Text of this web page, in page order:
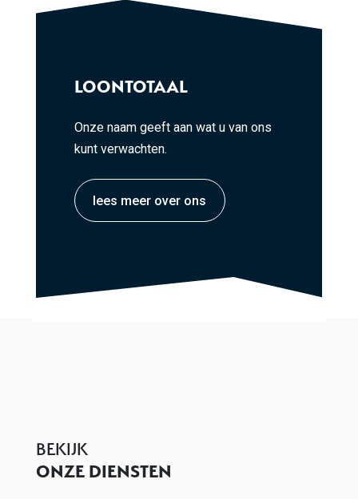
LOONTOTAAL
Onze naam geeft aan wat u van ons
kunt verwachten.
lees meer over ons
BEKIJK
ONZE DIENSTEN